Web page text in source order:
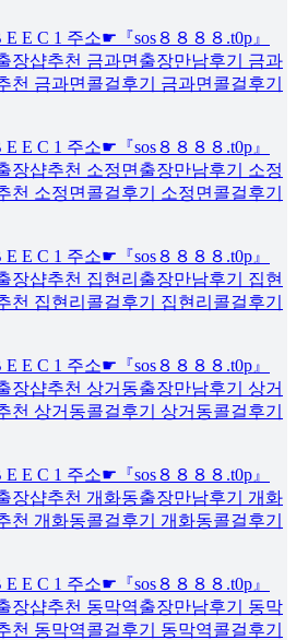
E C 1 주소☛『sos８８８８.t0p』
장샵추천 금과면출장만남후기 금과
천 금과면콜걸후기 금과면콜걸후기
E C 1 주소☛『sos８８８８.t0p』
장샵추천 소정면출장만남후기 소정
천 소정면콜걸후기 소정면콜걸후기
E C 1 주소☛『sos８８８８.t0p』
장샵추천 집현리출장만남후기 집현
천 집현리콜걸후기 집현리콜걸후기
E C 1 주소☛『sos８８８８.t0p』
장샵추천 상거동출장만남후기 상거
천 상거동콜걸후기 상거동콜걸후기
E C 1 주소☛『sos８８８８.t0p』
장샵추천 개화동출장만남후기 개화
천 개화동콜걸후기 개화동콜걸후기
E C 1 주소☛『sos８８８８.t0p』
장샵추천 동막역출장만남후기 동막
천 동막역콜걸후기 동막역콜걸후기